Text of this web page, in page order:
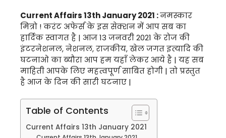
Current Affairs 13th January 2021 :नमस्कार
मित्रो ! करंट अफेर्स के इस सेक्शन में आप सब का
हार्दिक स्वागत है | आज 13 जनवरी 2021 के रोज की
इंटरनेशनल, नेशनल, राजकीय, खेल जगत इत्यादि की
घटनाओ का ब्यौरा आप हम यहाँ लेकर आये है | यह सब
माहिती आपके लिए महत्वपूर्ण साबित होगी | तो प्रस्तुत
है आज के दिन की सारी घटनाए |
Table of Contents
Current Affairs 13th January 2021